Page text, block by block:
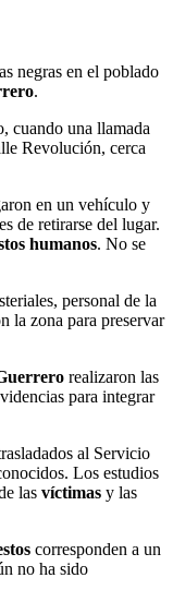
negras en el poblado
.
cuando una llamada
Revolución, cerca
en un vehículo y
de retirarse del lugar.
humanos. No se
personal de la
la zona para preservar
realizaron las
para integrar
al Servicio
Los estudios
las víctimas y las
corresponden a un
no ha sido